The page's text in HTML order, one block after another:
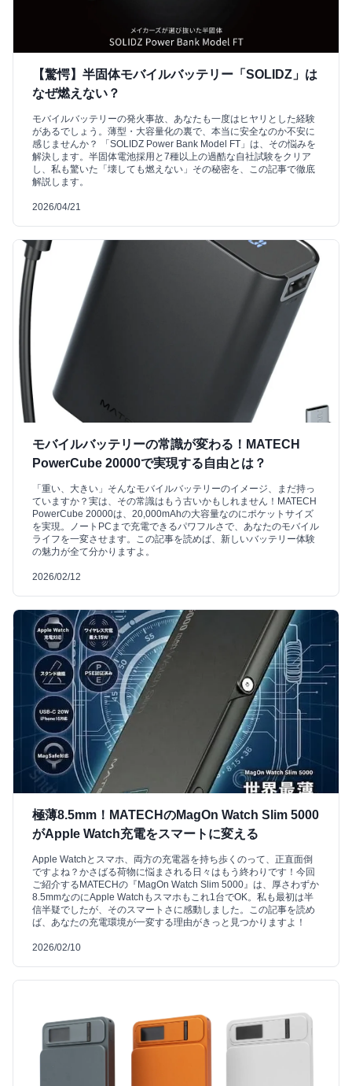
【驚愕】半固体モバイルバッテリー「SOLIDZ」は
なぜ燃えない？
モバイルバッテリーの発火事故、あなたも一度はヒヤリとした経験
があるでしょう。薄型・大容量化の裏で、本当に安全なのか不安に
感じませんか？ 「SOLIDZ Power Bank Model FT」は、その悩みを
解決します。半固体電池採用と7種以上の過酷な自社試験をクリア
し、私も驚いた「壊しても燃えない」その秘密を、この記事で徹底
解説します。
2026/04/21
モバイルバッテリーの常識が変わる！MATECH
PowerCube 20000で実現する自由とは？
「重い、大きい」そんなモバイルバッテリーのイメージ、まだ持っ
ていますか？実は、その常識はもう古いかもしれません！MATECH
PowerCube 20000は、20,000mAhの大容量なのにポケットサイズ
を実現。ノートPCまで充電できるパワフルさで、あなたのモバイル
ライフを一変させます。この記事を読めば、新しいバッテリー体験
の魅力が全て分かりますよ。
2026/02/12
極薄8.5mm！MATECHのMagOn Watch Slim 5000
がApple Watch充電をスマートに変える
Apple Watchとスマホ、両方の充電器を持ち歩くのって、正直面倒
ですよね？かさばる荷物に悩まされる日々はもう終わりです！今回
ご紹介するMATECHの『MagOn Watch Slim 5000』は、厚さわずか
8.5mmなのにApple Watchもスマホもこれ1台でOK。私も最初は半
信半疑でしたが、そのスマートさに感動しました。この記事を読め
ば、あなたの充電環境が一変する理由がきっと見つかりますよ！
2026/02/10